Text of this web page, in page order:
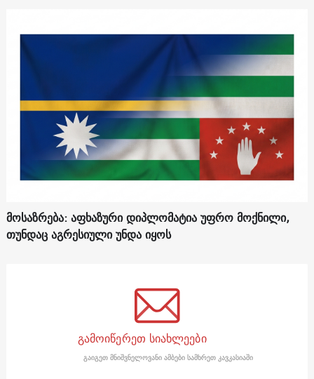
მოსაზრება: აფხაზური დიპლომატია უფრო მოქნილი,
თუნდაც აგრესიული უნდა იყოს
გამოიწერეთ სიახლეები
გაიგეთ მნიშვნელოვანი ამბები სამხრეთ კავკასიაში